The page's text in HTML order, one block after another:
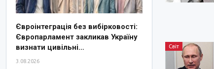
Світ
Євроінтеграція без вибірковості:
Європарламент закликав Україну
визнати цивільні…
3.08.2026